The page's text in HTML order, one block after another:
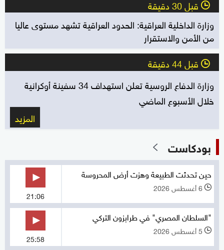
l قبل 30 دقيقة
وزارة الداخلية العراقية: الحدود العراقية تشهد مستوى عاليا
من الأمن والاستقرار
l قبل 44 دقيقة
وزارة الدفاع الروسية تعلن استهداف 34 سفينة أوكرانية
خلال الأسبوع الماضي
المزيد
بودكاست
حين تحدثت الطبيعة وهزت أرض المحروسة
l 6 أغسطس 2026
21:06
"السلطان المصري" في طرابزون التركي
l 5 أغسطس 2026
25:58